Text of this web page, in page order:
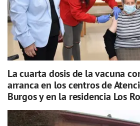
La cuarta dosis de la vacuna
arranca en los centros de
Burgos y en la residencia Los